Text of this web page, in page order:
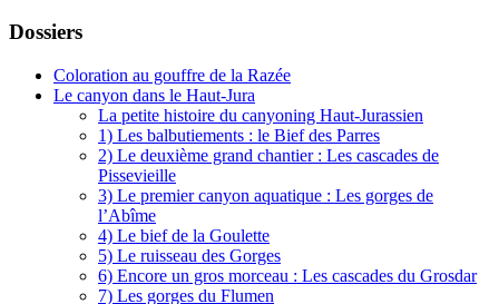
Dossiers
Coloration au gouffre de la Razée
Le canyon dans le Haut-Jura
La petite histoire du canyoning Haut-Jurassien
1) Les balbutiements : le Bief des Parres
2) Le deuxième grand chantier : Les cascades de
Pissevieille
3) Le premier canyon aquatique : Les gorges de
l’Abîme
4) Le bief de la Goulette
5) Le ruisseau des Gorges
6) Encore un gros morceau : Les cascades du Grosdar
7) Les gorges du Flumen